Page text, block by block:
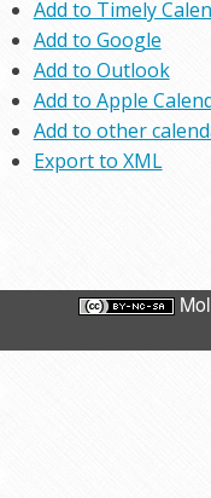
Add to Timely
Add to Google
Add to Outlook
Add to Apple
Add to other
Export to XML